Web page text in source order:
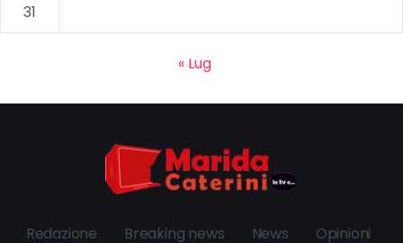
31
« Lug
Redazione Breaking news News Opinioni